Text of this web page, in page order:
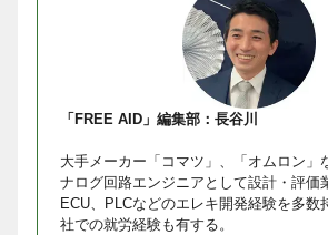
「FREE AID」編集部：長谷川
大手メーカー「コマツ」、「オムロン」
ナログ回路エンジニアとして設計・評価
ECU、PLCなどのエレキ開発経験を多数
社での就労経験も有する。